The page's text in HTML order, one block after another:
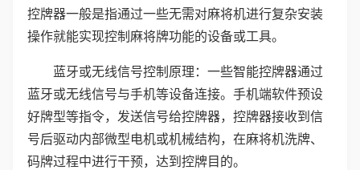
控牌器一般是指通过一些无需对麻将机进行复杂安装
操作就能实现控制麻将牌功能的设备或工具。
蓝牙或无线信号控制原理：一些智能控牌器通过
蓝牙或无线信号与手机等设备连接。手机端软件预设
好牌型等指令，发送信号给控牌器，控牌器接收到信
号后驱动内部微型电机或机械结构，在麻将机洗牌、
码牌过程中进行干预，达到控牌目的。